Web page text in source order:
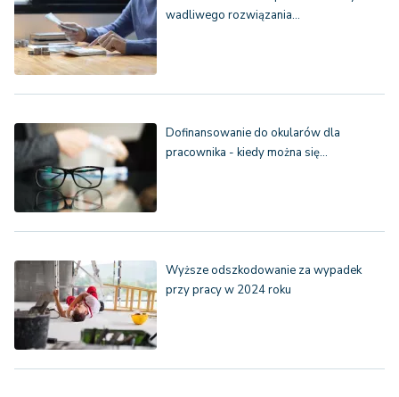
wadliwego rozwiązania…
Dofinansowanie do okularów dla
pracownika - kiedy można się…
Wyższe odszkodowanie za wypadek
przy pracy w 2024 roku